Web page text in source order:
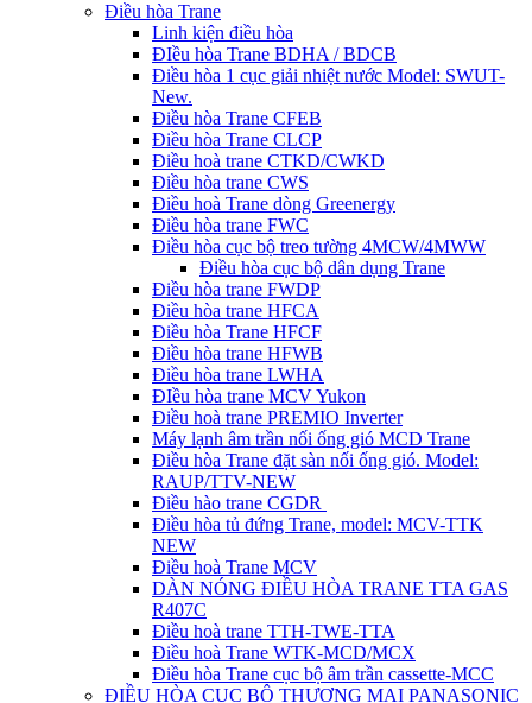
Điều hòa Trane
Linh kiện điều hòa
ĐIều hòa Trane BDHA / BDCB
Điều hòa 1 cục giải nhiệt nước Model: SWUT-
New.
Điều hòa Trane CFEB
Điều hòa Trane CLCP
Điều hoà trane CTKD/CWKD
Điều hòa trane CWS
Điều hoà Trane dòng Greenergy
Điều hòa trane FWC
Điều hòa cục bộ treo tường 4MCW/4MWW
Điều hòa cục bộ dân dụng Trane
Điều hòa trane FWDP
Điều hòa trane HFCA
Điều hòa Trane HFCF
Điều hòa trane HFWB
Điều hòa trane LWHA
ĐIều hòa trane MCV Yukon
Điều hoà trane PREMIO Inverter
Máy lạnh âm trần nối ống gió MCD Trane
Điều hòa Trane đặt sàn nối ống gió. Model:
RAUP/TTV-NEW
Điều hào trane CGDR
Điều hòa tủ đứng Trane, model: MCV-TTK
NEW
Điều hoà Trane MCV
DÀN NÓNG ĐIỀU HÒA TRANE TTA GAS
R407C
Điều hoà trane TTH-TWE-TTA
Điều hoà Trane WTK-MCD/MCX
Điều hòa Trane cục bộ âm trần cassette-MCC
ĐIỀU HÒA CỤC BỘ THƯƠNG MẠI PANASONIC